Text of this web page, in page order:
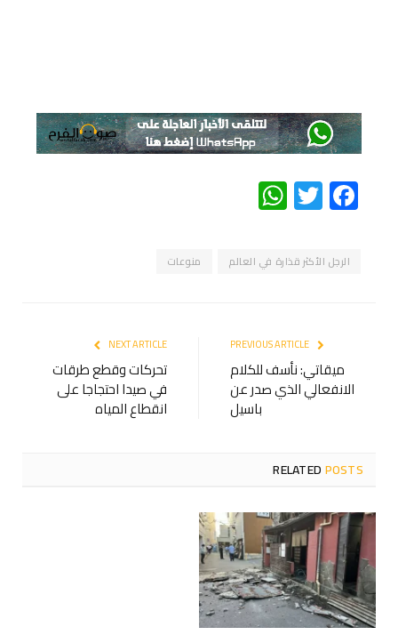
Facebook
Twitter
WhatsApp
الرجل الأكثر قذارة في العالم منوعات
ميقاتي: نأسف للكلام
الانفعالي الذي صدر عن
باسيل
NEXT ARTICLE
تحركات وقطع طرقات
في صيدا احتجاجا على
انقطاع المياه
RELATEDPOSTS